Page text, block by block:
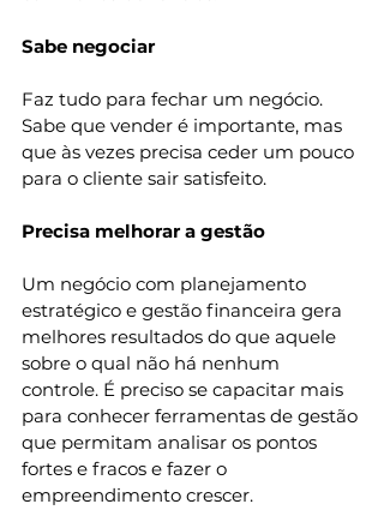
Sabe negociar
Faz tudo para fechar um negócio.
Sabe que vender é importante, mas
que às vezes precisa ceder um pouco
para o cliente sair satisfeito.
Precisa melhorar a gestão
Um negócio com planejamento
estratégico e gestão financeira gera
melhores resultados do que aquele
sobre o qual não há nenhum
controle. É preciso se capacitar mais
para conhecer ferramentas de gestão
que permitam analisar os pontos
fortes e fracos e fazer o
empreendimento crescer.